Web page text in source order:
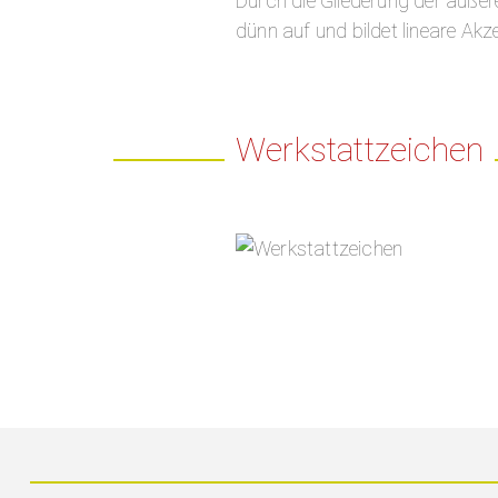
dünn auf und bildet lineare
Werkstattzeichen